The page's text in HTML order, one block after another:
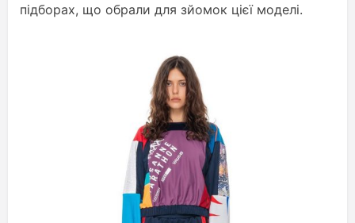
підборах, що обрали для зйомок цієї моделі.